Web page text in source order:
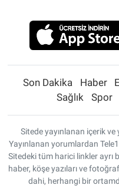
Son Dakika Haber
Sağlık
Spor
Sitede yayınlanan içerik
Yayınlanan yorumlardan
Sitedeki tüm harici linkler ayrı
haber, köşe yazıları ve
dahi, herhangi bir